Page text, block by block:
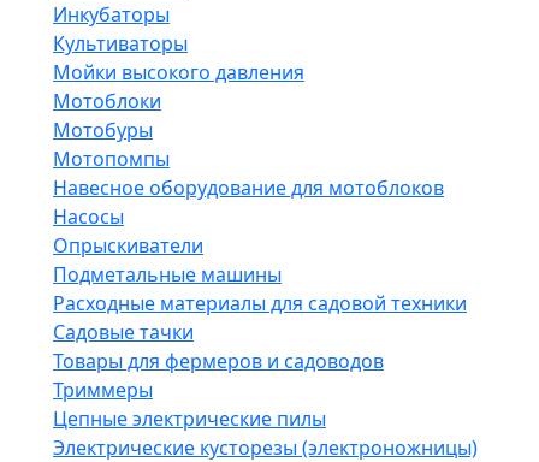
Инкубаторы
Культиваторы
Мойки высокого давления
Мотоблоки
Мотобуры
Мотопомпы
Навесное оборудование для мотоблоков
Насосы
Опрыскиватели
Подметальные машины
Расходные материалы для садовой техники
Садовые тачки
Товары для фермеров и садоводов
Триммеры
Цепные электрические пилы
Электрические кусторезы (электроножницы)